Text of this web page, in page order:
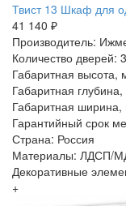
Твист 13 Шкаф для
41 140 ₽
Производитель:
Количество дверей: 3
Габаритная высота,
Габаритная
Габаритная
Гарантийный срок
Страна: Россия
Материалы: ЛДСП/
Декоративные
+